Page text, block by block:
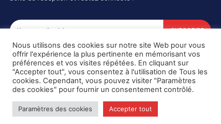
SUBSCRIBE
I've read and accept thePrivacy Policy.
Copyright © DiaspoRDC. All rights reserved
Nous utilisons des cookies sur notre site Web pour vous
offrir l'expérience la plus pertinente en mémorisant vos
préférences et vos visites répétées. En cliquant sur
"Accepter tout", vous consentez à l'utilisation de Tous les
cookies. Cependant, vous pouvez visiter "Paramètres
des cookies" pour fournir un consentement contrôlé.
Paramètres des cookies Accepter tout